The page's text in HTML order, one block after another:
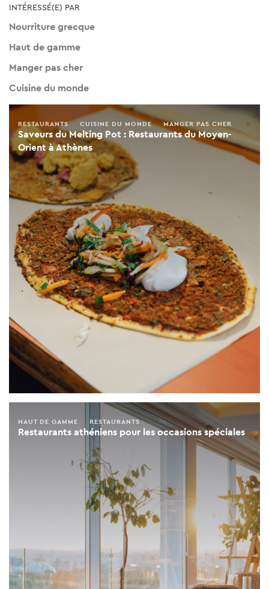
INTÉRESSÉ(E) PAR
Nourriture grecque
Haut de gamme
Manger pas cher
Cuisine du monde
Saveurs du Melting Pot : Restaurants du Moyen-
Orient à Athènes
RESTAURANTS CUISINE DU MONDE MANGER PAS CHER
Restaurants athéniens pour les occasions spéciales
HAUT DE GAMME RESTAURANTS